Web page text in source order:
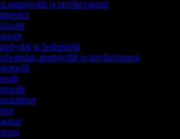
apupöydät ja tarvikevaunut
ja hoitotuolit
apupöydät ja tarvikevaunut